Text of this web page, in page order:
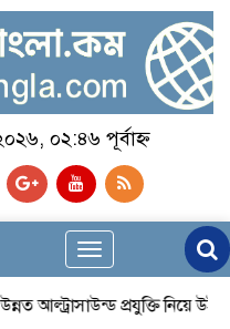
০২:৪৬ পূর্বাহ্ন
Toggle
navigation
আল্ট্রাসাউন্ড প্রযুক্তি নিয়ে